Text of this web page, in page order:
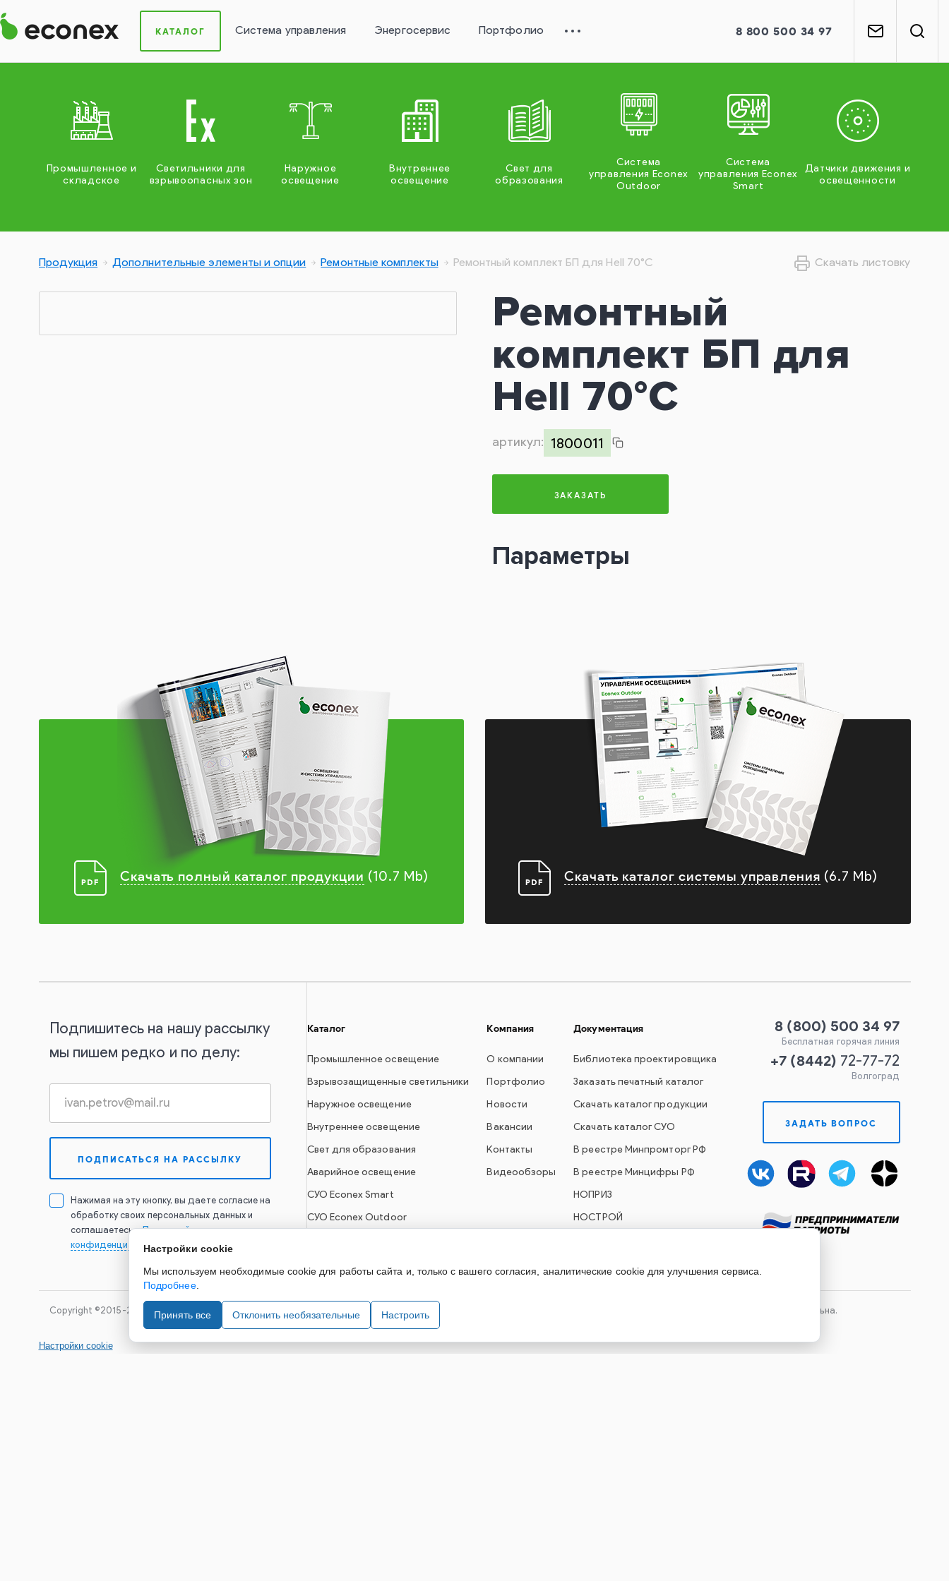
КАТАЛОГ Система управления Энергосервис Портфолио 8 800 500 34 97
Промышленное и
складское
Светильники для
взрывоопасных зон
Наружное
освещение
Внутреннее
освещение
Свет для
образования
Система
управления Econex
Outdoor
Система
управления Econex
Smart
Датчики движения и
освещенности
Продукция Дополнительные элементы и опции Ремонтные комплекты Ремонтный комплект БП для Hell 70°C Скачать листовку
Ремонтный
комплект БП для
Hell 70°C
артикул: 1800011
ЗАКАЗАТЬ
Параметры
Скачать полный каталог продукции (10.7 Mb) Скачать каталог системы управления (6.7 Mb)
Подпишитесь на нашу рассылку
мы пишем редко и по делу:
Нажимая на эту кнопку, вы даете согласие на
обработку своих персональных данных и
соглашаетесь сПолитикой
конфиденциальности
Каталог
Промышленное освещение
Взрывозащищенные светильники
Наружное освещение
Внутреннее освещение
Свет для образования
Аварийное освещение
СУО Econex Smart
СУО Econex Outdoor
Компания
О компании
Портфолио
Новости
Вакансии
Контакты
Видеообзоры
Документация
Библиотека проектировщика
Заказать печатный каталог
Скачать каталог продукции
Скачать каталог СУО
В реестре Минпромторг РФ
В реестре Минцифры РФ
НОПРИЗ
НОСТРОЙ
8 (800) 500 34 97
Бесплатная горячая линия
+7 (8442) 72-77-72
Волгоград
ЗАДАТЬ ВОПРОС
Copyright ©2015-2026. Завод Econex. Производство светотехнического оборудования. При использовании информации и материалов сайта, ссылка на источник обязательна.
Настройки cookie
Настройки cookie
Мы используем необходимые cookie для работы сайта и, только с вашего согласия, аналитические cookie для улучшения сервиса.
Подробнее.
Принять все Отклонить необязательные Настроить